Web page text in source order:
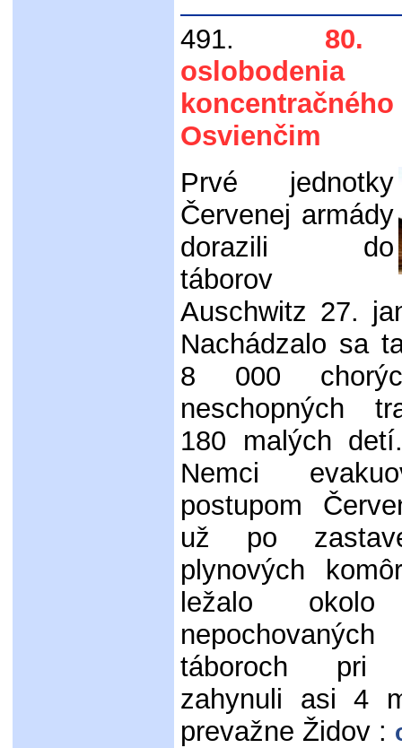
491.
80.
oslobodenia
Osvienčim
Prvé jednotky
Červenej armády
dorazili do
táborov
Auschwitz 27.
Nachádzalo sa
8 000
neschopných
180 malých
Nemci
postupom
už po
plynových
ležalo
táboroch pri
zahynuli asi 4
prevažne Židov :